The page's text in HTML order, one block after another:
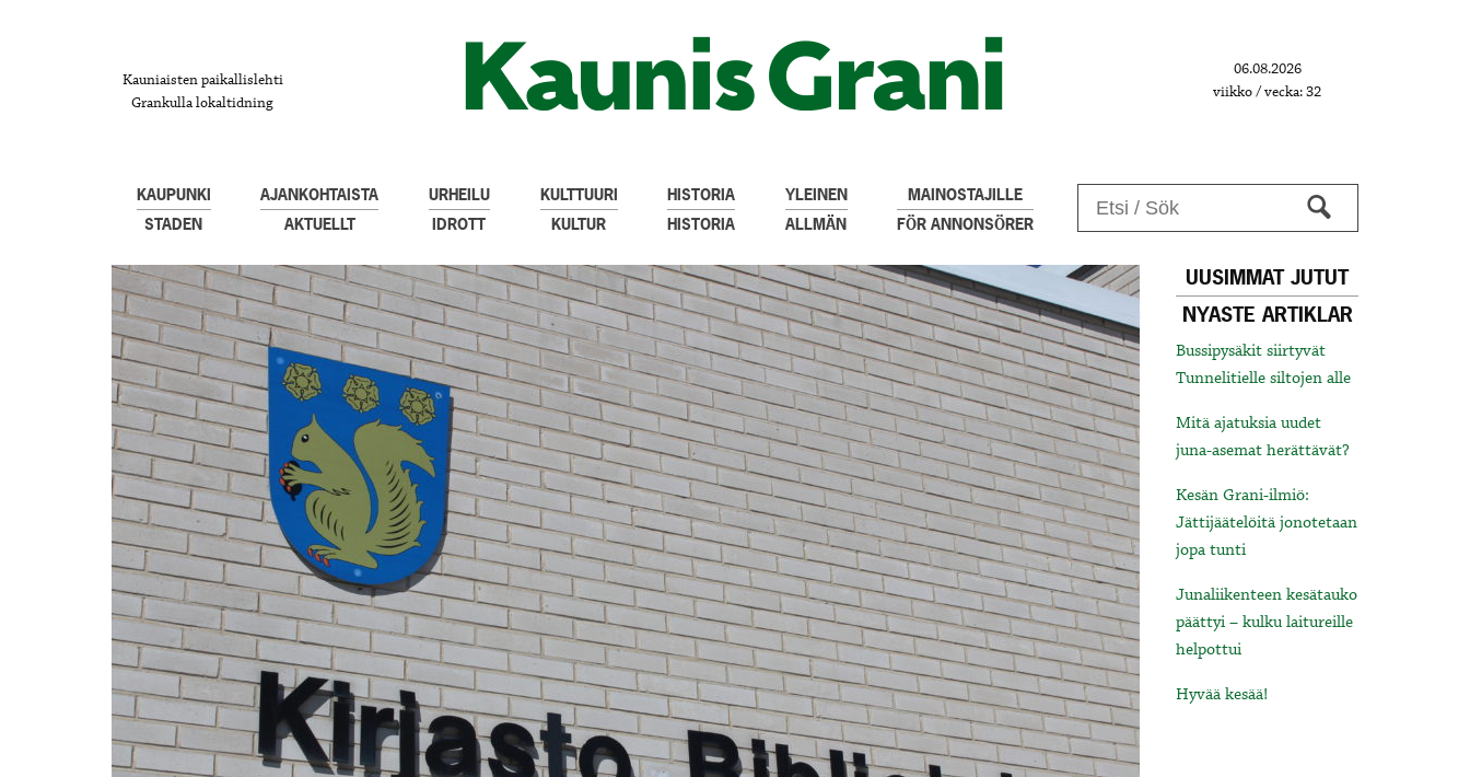
Kauniaisten paikallislehti
Grankulla lokaltidning
06.08.2026
viikko / vecka: 32
KAUPUNKI
STADEN
AJANKOHTAISTA
AKTUELLT
URHEILU
IDROTT
KULTTUURI
KULTUR
HISTORIA
HISTORIA
YLEINEN
ALLMÄN
MAINOSTAJILLE
FÖR ANNONSÖRER
UUSIMMAT JUTUT
NYASTE ARTIKLAR
Bussipysäkit siirtyvät
Tunnelitielle siltojen alle
Mitä ajatuksia uudet
juna-asemat herättävät?
Kesän Grani-ilmiö:
Jättijäätelöitä jonotetaan
jopa tunti
Junaliikenteen kesätauko
päättyi – kulku laitureille
helpottui
Hyvää kesää!